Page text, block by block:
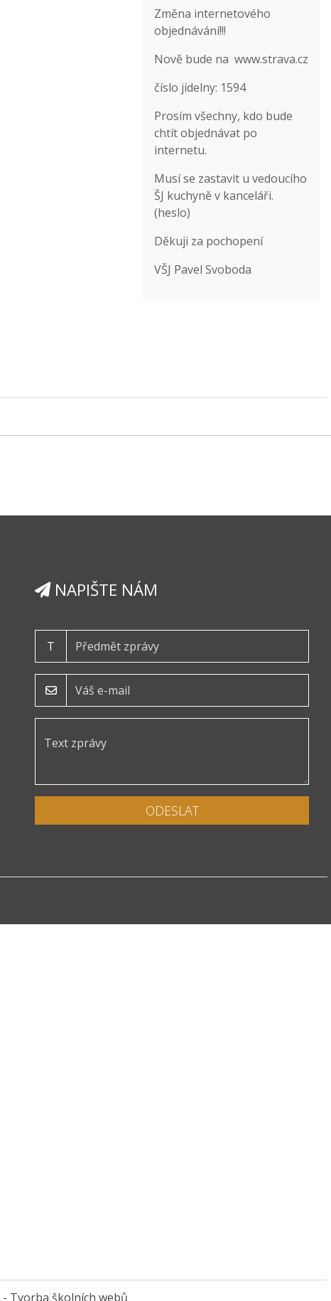
Změna internetového
objednávání!!!
Nově bude na www.strava.cz
číslo jídelny: 1594
Prosím všechny, kdo bude
chtít objednávat po
internetu.
Musí se zastavit u vedoucího
ŠJ kuchyně v kanceláři.
(heslo)
Děkuji za pochopení
VŠJ Pavel Svoboda
NAPIŠTE NÁM
T
ODESLAT
- Tvorba školních webů